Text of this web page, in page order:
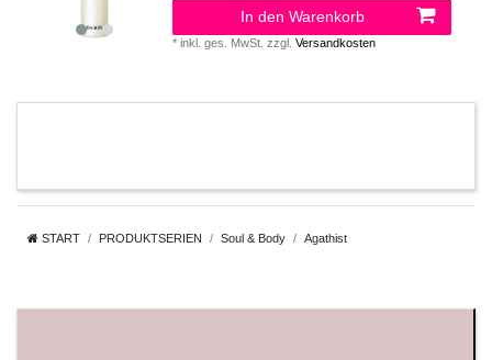
In den Warenkorb
*inkl. ges. MwSt. zzgl.Versandkosten
START PRODUKTSERIEN Soul & Body Agathist